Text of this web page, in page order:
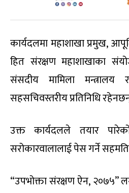
कार्यदलमा महाशाखा प्रमुख,
हित संरक्षण महाशाखाका
संसदीय मामिला मन्त्रालय
सहसचिवस्तरीय प्रतिनिधि
उक्त कार्यदलले तयार पारेको
सरोकारवालालाई पेस गर्ने
“उपभोक्ता संरक्षण ऐन, २०७५”